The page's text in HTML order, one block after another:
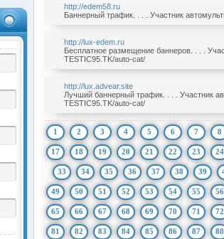
http://edem58.ru
Баннерный трафик. . . . Участник
http://lux-edem.ru
Бесплатное размещение баннеров. . . .
TESTIC95.TK/auto-cat/
http://lux.advear.site
Лучший баннерный трафик. . . . Участник
TESTIC95.TK/auto-cat/
1 2 3 4 5 6 7 8
17 18 19 20 21 22 23 24
33 34 35 36 37 38 39
49 50 51 52 53 54 55 56
65 66 67 68 69 70 71 72
81 82 83 84 85 86 87 88